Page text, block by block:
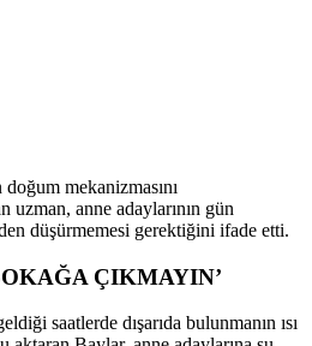
mekanizmasını
anne adaylarının gün
düşürmemesi gerektiğini ifade etti.
ÇIKMAYIN’
saatlerde dışarıda bulunmanın ısı